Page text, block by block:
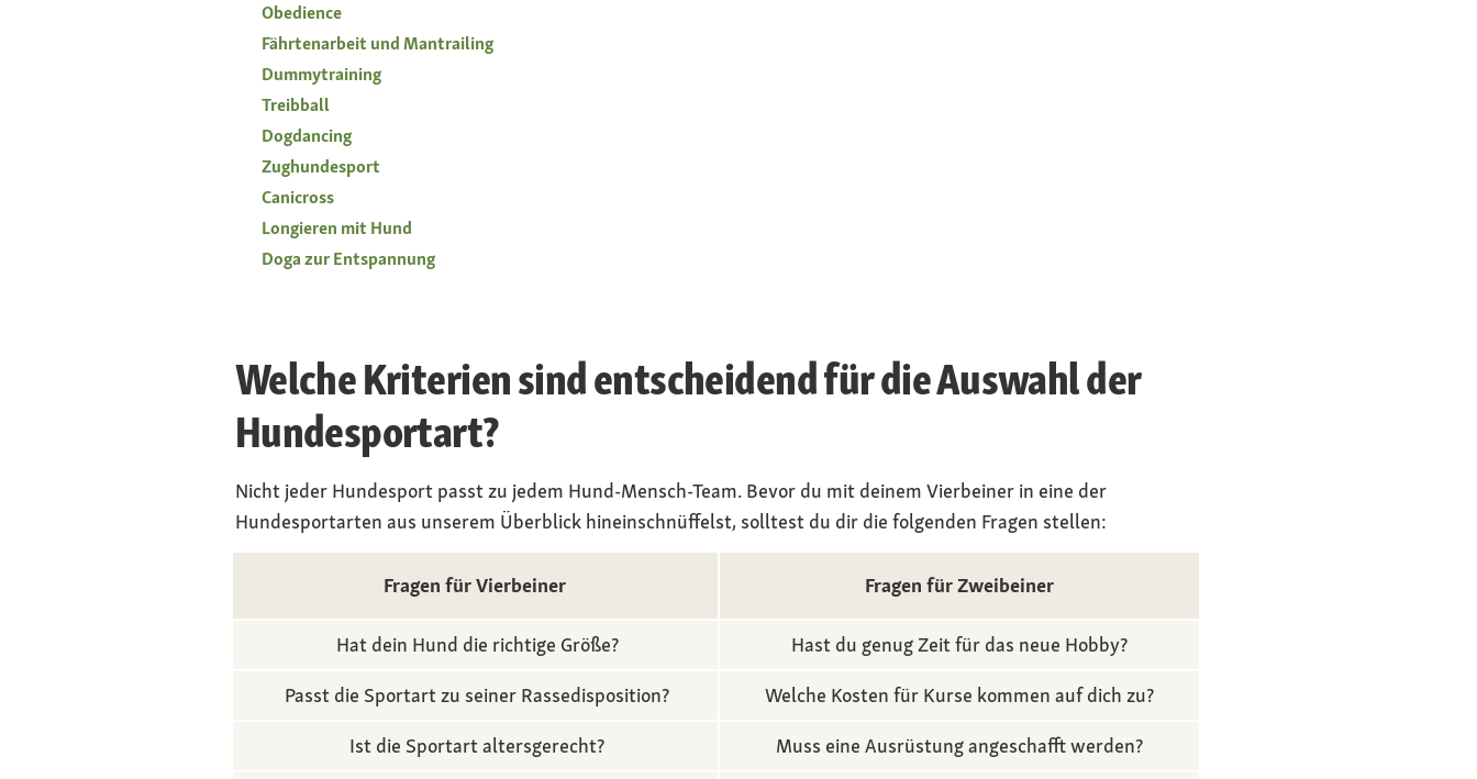
Obedience
Fährtenarbeit und Mantrailing
Dummytraining
Treibball
Dogdancing
Zughundesport
Canicross
Longieren mit Hund
Doga zur Entspannung
Welche Kriterien sind entscheidend für die Auswahl der
Hundesportart?
Nicht jeder Hundesport passt zu jedem Hund-Mensch-Team. Bevor du mit deinem Vierbeiner in eine der
Hundesportarten aus unserem Überblick hineinschnüffelst, solltest du dir die folgenden Fragen stellen:
Fragen für Vierbeiner Fragen für Zweibeiner
Hat dein Hund die richtige Größe?
Hast du genug Zeit für das neue Hobby?
Passt die Sportart zu seiner Rassedisposition?
Welche Kosten für Kurse kommen auf dich zu?
Ist die Sportart altersgerecht?
Muss eine Ausrüstung angeschafft werden?